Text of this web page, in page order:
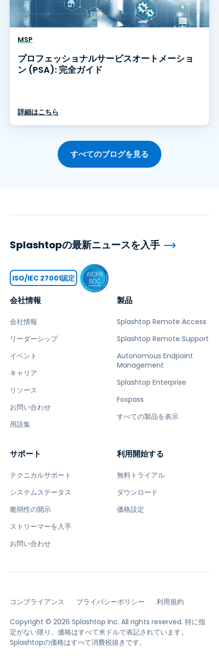
MSP
プロフェッショナルサービスオートメーショ
ン (PSA): 完全ガイド
詳細はこちら
すべてのブログを見る
会社情報
会社情報
リーダーシップ
イベント
キャリア
リソース
お問い合わせ
用語集
製品
Splashtop Remote Access
Splashtop Remote Support
Autonomous Endpoint
Management
Splashtop Enterprise
Foxpass
すべての製品を表示
サポート
テクニカルサポート
システムステータス
脆弱性の開示
ストリーマーを入手
お問い合わせ
利用開始する
無料トライアル
ダウンロード
価格設定
Splashtopの最新ニュースを入手
ISO/IEC 27001認定
コンプライアンス プライバシーポリシー 利用規約
Copyright © 2026 Splashtop Inc. All rights reserved. 特に指
定がない限り、価格はすべて米ドルで表記されています。
Splashtopの価格はすべて消費税抜きです。